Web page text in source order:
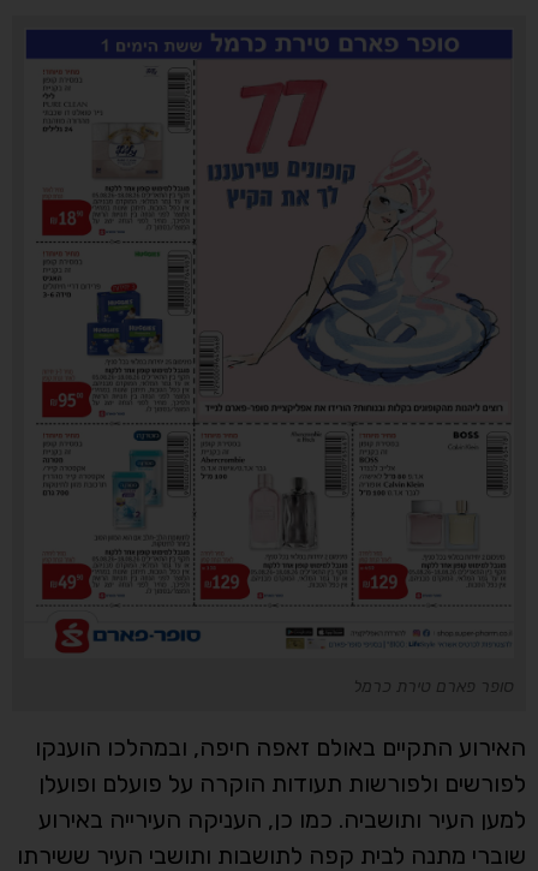
סופר פארם טירת כרמל
האירוע התקיים באולם זאפה חיפה, ובמהלכו הוענקו
לפורשים ולפורשות תעודות הוקרה על פועלם ופועלן
למען העיר ותושביה. כמו כן, העניקה העירייה באירוע
שוברי מתנה לבית קפה לתושבות ותושבי העיר ששירתו